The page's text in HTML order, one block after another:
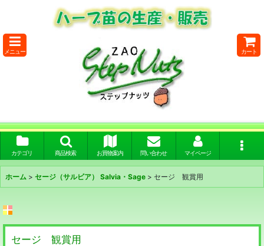
メニュー カート
カテゴリ 商品検索 お買物案内 問い合わせ マイページ
ホーム > セージ（サルビア） Salvia・Sage > セージ 観賞用
セージ 観賞用